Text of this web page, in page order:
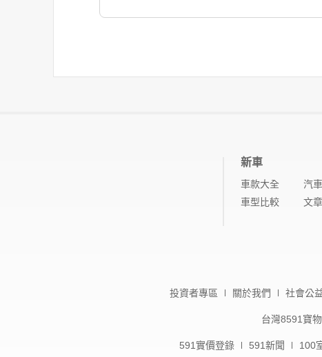
新車
車款大全 汽
車型比較
文
投資者專區 關於我們 社會公
台灣8591寶
591實價登錄 591新聞 100